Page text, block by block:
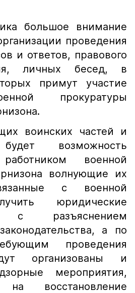
большое внимание
проведения
и ответов, правового
личных бесед, в
примут участие
прокуратуры
воинских частей и
возможность
военной
волнующие их
с военной
юридические
с разъяснением
а по
проведения
организованы и
мероприятия,
на восстановление